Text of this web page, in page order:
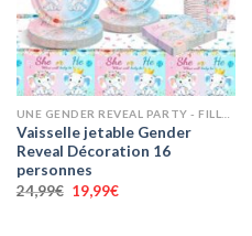
UNE GENDER REVEAL PARTY - FILLE OU GARÇON ? ANNONCEZ LE SEXE
Vaisselle jetable Gender
Reveal Décoration 16
personnes
24,99€ Le
prix
19,99€Le